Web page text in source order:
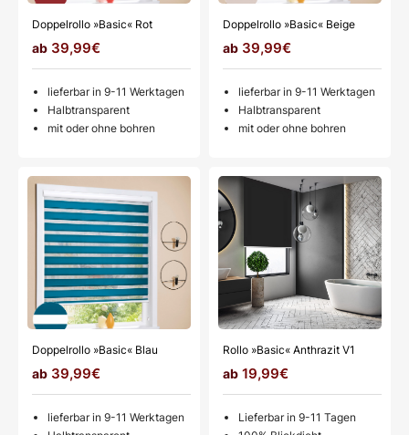
Doppelrollo »Basic« Rot
39,99€
lieferbar in 9-11 Werktagen
Halbtransparent
mit oder ohne bohren
Doppelrollo »Basic« Beige
39,99€
lieferbar in 9-11 Werktagen
Halbtransparent
mit oder ohne bohren
Doppelrollo »Basic« Blau
39,99€
lieferbar in 9-11 Werktagen
Rollo »Basic« Anthrazit V1
19,99€
Lieferbar in 9-11 Tagen